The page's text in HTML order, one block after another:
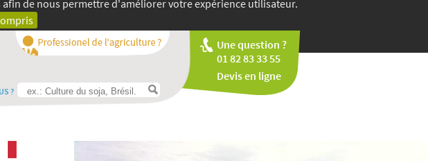
de nous permettre d'améliorer votre expérience utilisateur.
Une question ?
01 82 83 33 55
Devis en ligne
?